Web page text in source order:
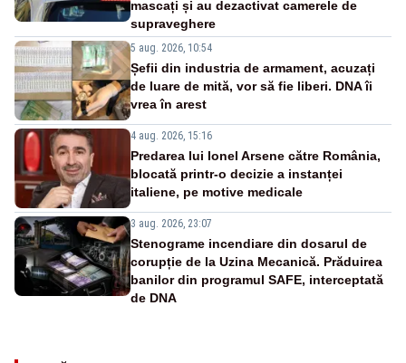
mascați și au dezactivat camerele de
supraveghere
5 aug. 2026, 10:54
Șefii din industria de armament, acuzați
de luare de mită, vor să fie liberi. DNA îi
vrea în arest
4 aug. 2026, 15:16
Predarea lui Ionel Arsene către România,
blocată printr-o decizie a instanței
italiene, pe motive medicale
3 aug. 2026, 23:07
Stenograme incendiare din dosarul de
corupție de la Uzina Mecanică. Prăduirea
banilor din programul SAFE, interceptată
de DNA